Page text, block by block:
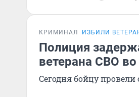
КРИМИНАЛ ИЗБИЛИ
Полиция
ветерана СВО
Сегодня бойцу